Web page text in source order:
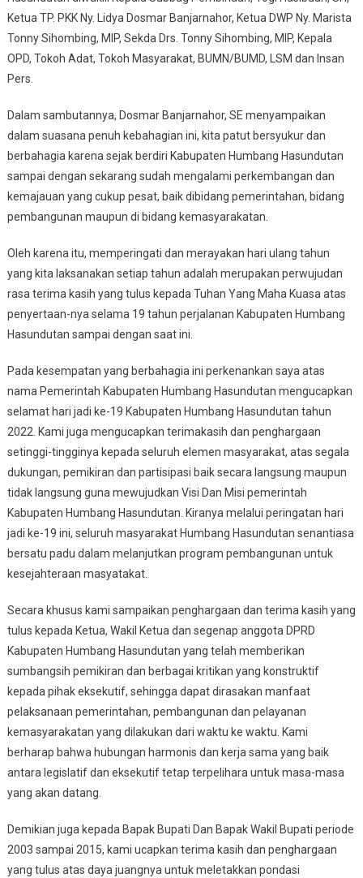
Ketua TP. PKK Ny. Lidya Dosmar Banjarnahor, Ketua DWP Ny. Marista
Tonny Sihombing, MIP, Sekda Drs. Tonny Sihombing, MIP, Kepala
OPD, Tokoh Adat, Tokoh Masyarakat, BUMN/BUMD, LSM dan Insan
Pers.
Dalam sambutannya, Dosmar Banjarnahor, SE menyampaikan
dalam suasana penuh kebahagian ini, kita patut bersyukur dan
berbahagia karena sejak berdiri Kabupaten Humbang Hasundutan
sampai dengan sekarang sudah mengalami perkembangan dan
kemajauan yang cukup pesat, baik dibidang pemerintahan, bidang
pembangunan maupun di bidang kemasyarakatan.
Oleh karena itu, memperingati dan merayakan hari ulang tahun
yang kita laksanakan setiap tahun adalah merupakan perwujudan
rasa terima kasih yang tulus kepada Tuhan Yang Maha Kuasa atas
penyertaan-nya selama 19 tahun perjalanan Kabupaten Humbang
Hasundutan sampai dengan saat ini.
Pada kesempatan yang berbahagia ini perkenankan saya atas
nama Pemerintah Kabupaten Humbang Hasundutan mengucapkan
selamat hari jadi ke-19 Kabupaten Humbang Hasundutan tahun
2022. Kami juga mengucapkan terimakasih dan penghargaan
setinggi-tingginya kepada seluruh elemen masyarakat, atas segala
dukungan, pemikiran dan partisipasi baik secara langsung maupun
tidak langsung guna mewujudkan Visi Dan Misi pemerintah
Kabupaten Humbang Hasundutan. Kiranya melalui peringatan hari
jadi ke-19 ini, seluruh masyarakat Humbang Hasundutan senantiasa
bersatu padu dalam melanjutkan program pembangunan untuk
kesejahteraan masyatakat.
Secara khusus kami sampaikan penghargaan dan terima kasih yang
tulus kepada Ketua, Wakil Ketua dan segenap anggota DPRD
Kabupaten Humbang Hasundutan yang telah memberikan
sumbangsih pemikiran dan berbagai kritikan yang konstruktif
kepada pihak eksekutif, sehingga dapat dirasakan manfaat
pelaksanaan pemerintahan, pembangunan dan pelayanan
kemasyarakatan yang dilakukan dari waktu ke waktu. Kami
berharap bahwa hubungan harmonis dan kerja sama yang baik
antara legislatif dan eksekutif tetap terpelihara untuk masa-masa
yang akan datang.
Demikian juga kepada Bapak Bupati Dan Bapak Wakil Bupati periode
2003 sampai 2015, kami ucapkan terima kasih dan penghargaan
yang tulus atas daya juangnya untuk meletakkan pondasi